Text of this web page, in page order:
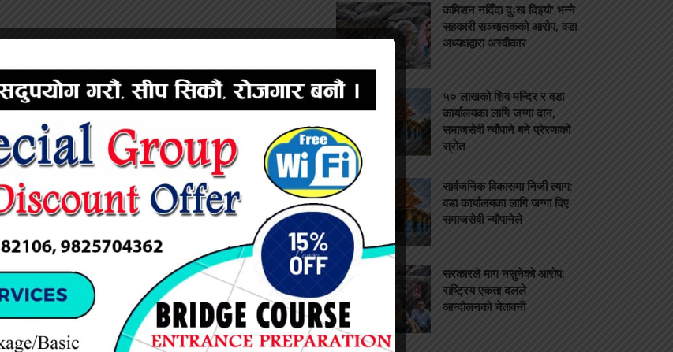
बिकास सारडाको भनाइ:“सुनुवाइ नभएपछि बाध्य
भयौं आन्दोलनमा”
महेश सिंह लहान,सिरहा-सिरहा जिल्लाभरिका
सम्पूर्ण सुनचाँदी व्यवसायिक प्रतिष्ठानहरूले
आज जिल्ला प्रशासन कार्यालयमा आफ्ना
पसलको साँचो बुझाउने विरोध कार्यक्रमको
आयोजना गरेका...
समुदाय र स्थानीय सरकारबीच विपद् न्यूनीकरणमा
सहकार्यको पहल
कमिशन नदिँदा दुःख दिइयो’ भन्ने
सहकारी सञ्चालकको आरोप, वडा
अध्यक्षद्वारा अस्वीकार
५० लाखको शिव मन्दिर र वडा
कार्यालयका लागि जग्गा दान,
समाजसेवी न्यौपाने बने प्रेरणाको
स्रोत
सार्वजनिक विकासमा निजी त्याग:
वडा कार्यालयका लागि जग्गा दिए
समाजसेवी न्यौपानेले
सरकारले माग नसुनेको आरोप,
राष्ट्रिय एकता दलले
आन्दोलनको चेतावनी